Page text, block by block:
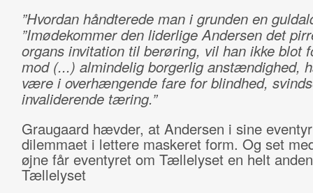
”Hvordan håndterede man i grunden en
”Imødekommer den liderlige Andersen det
organs invitation til berøring, vil han ikke blot
mod (...) almindelig borgerlig anstændighed,
være i overhængende fare for blindhed,
invaliderende tæring.”
Graugaard hævder, at Andersen i sine
dilemmaet i lettere maskeret form. Og set
øjne får eventyret om Tællelyset en helt
Tællelyset